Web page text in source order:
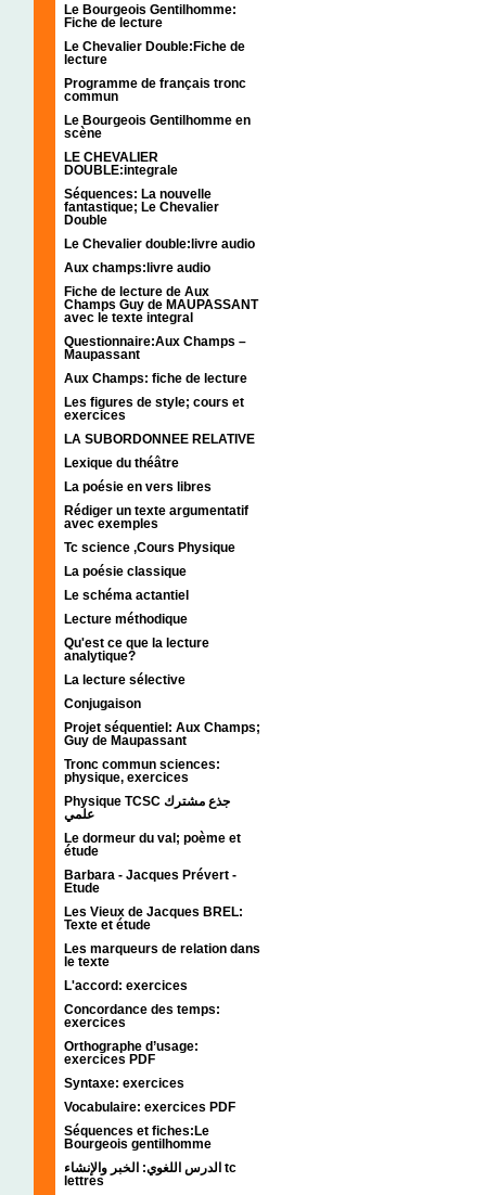
Le Bourgeois Gentilhomme:
Fiche de lecture
Le Chevalier Double:Fiche de
lecture
Programme de français tronc
commun
Le Bourgeois Gentilhomme en
scène
LE CHEVALIER
DOUBLE:integrale
Séquences: La nouvelle
fantastique; Le Chevalier
Double
Le Chevalier double:livre audio
Aux champs:livre audio
Fiche de lecture de Aux
Champs Guy de MAUPASSANT
avec le texte integral
Questionnaire:Aux Champs –
Maupassant
Aux Champs: fiche de lecture
Les figures de style; cours et
exercices
LA SUBORDONNEE RELATIVE
Lexique du théâtre
La poésie en vers libres
Rédiger un texte argumentatif
avec exemples
Tc science ,Cours Physique
La poésie classique
Le schéma actantiel
Lecture méthodique
Qu'est ce que la lecture
analytique?
La lecture sélective
Conjugaison
Projet séquentiel: Aux Champs;
Guy de Maupassant
Tronc commun sciences:
physique, exercices
Physique TCSC جذع مشترك
علمي
Le dormeur du val; poème et
étude
Barbara - Jacques Prévert -
Etude
Les Vieux de Jacques BREL:
Texte et étude
Les marqueurs de relation dans
le texte
L'accord: exercices
Concordance des temps:
exercices
Orthographe d’usage:
exercices PDF
Syntaxe: exercices
Vocabulaire: exercices PDF
Séquences et fiches:Le
Bourgeois gentilhomme
الدرس اللغوي: الخبر والإنشاء tc
lettres